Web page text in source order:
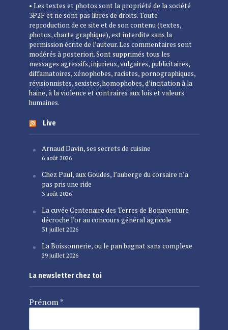
• Les textes et photos sont la propriété de la société
3P2F et ne sont pas libres de droits. Toute
reproduction de ce site et de son contenu (textes,
photos, charte graphique), est interdite sans la
permission écrite de l’auteur. Les commentaires sont
modérés à posteriori. Sont supprimés tous les
messages agressifs, injurieux, vulgaires, publicitaires,
diffamatoires, xénophobes, racistes, pornographiques,
révisionnistes, sexistes, homophobes, d’incitation à la
haine, à la violence et contraires aux lois et valeurs
humaines.
Live
Arnaud Davin, ses secrets de cuisine
6 août 2026
Chez Paul, aux Goudes, l’auberge du corsaire n’a
pas pris une ride
3 août 2026
La cuvée Centenaire des Terres de Bonaventure
décroche l’or au concours général agricole
31 juillet 2026
La Boissonnerie, ou le pan bagnat sans complexe
29 juillet 2026
La newsletter chez toi
Prénom*